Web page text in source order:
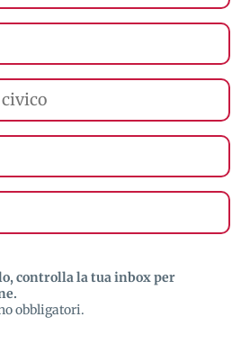
controlla la tua inbox per
obbligatori.